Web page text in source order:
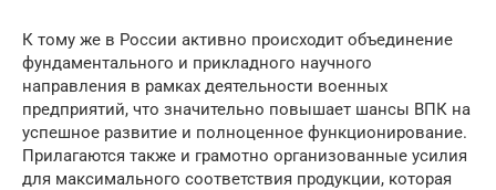
К тому же в России активно происходит объединение
фундаментального и прикладного научного
направления в рамках деятельности военных
предприятий, что значительно повышает шансы ВПК на
успешное развитие и полноценное функционирование.
Прилагаются также и грамотно организованные усилия
для максимального соответствия продукции, которая